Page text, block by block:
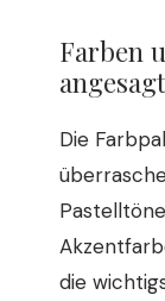
Farben
Die
die